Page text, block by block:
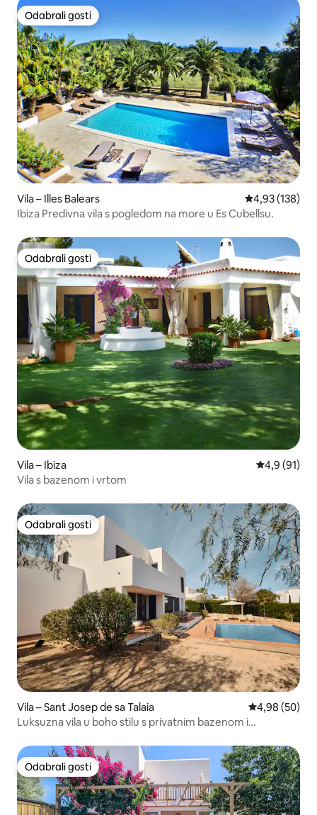
Odabrali gosti
Odabrali gosti
Vila – Illes Balears Prosječna
4,93 (138)
Ibiza Predivna vila s pogledom na more u Es Cubellsu.
Odabrali gosti
Odabrali gosti
Vila – Ibiza Prosječna
4,9 (91)
Vila s bazenom i vrtom
Odabrali gosti
Odabrali gosti
Vila – Sant Josep de sa Talaia Prosječna
4,98 (50)
Luksuzna vila u boho stilu s privatnim bazenom i
Odabrali gosti
Odabrali gosti